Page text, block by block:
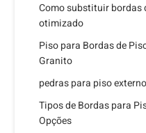
Como substituir bordas
otimizado
Piso para Bordas de
Granito
pedras para piso externo
Tipos de Bordas para
Opções